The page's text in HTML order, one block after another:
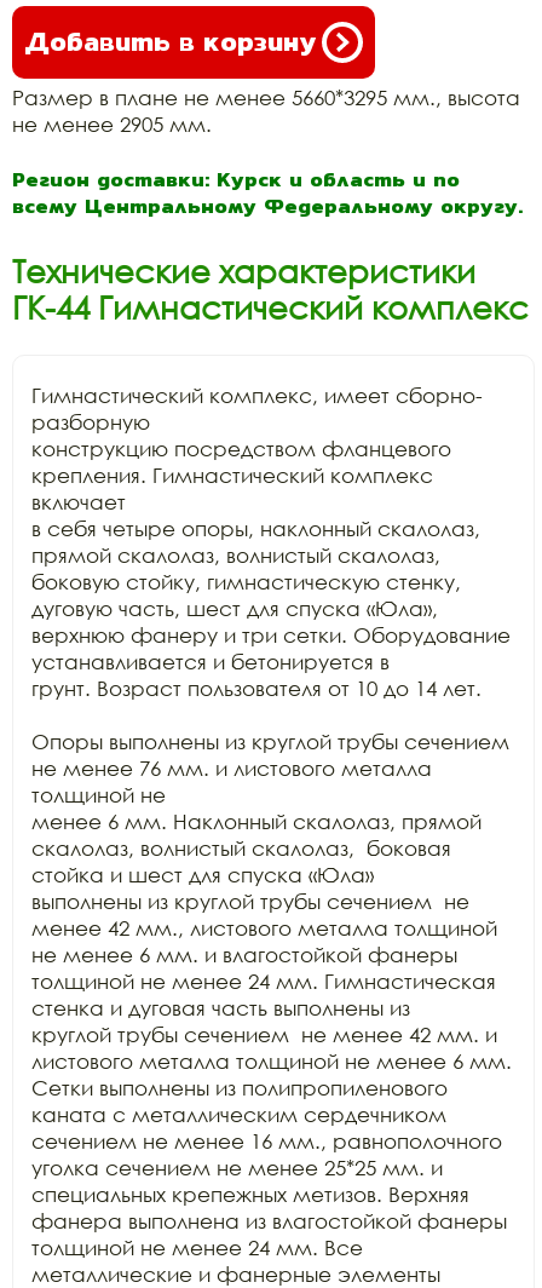
Добавить в корзину
Размер в плане не менее 5660*3295 мм., высота
не менее 2905 мм.
Регион доставки: Курск и область и по
всему Центральному Федеральному округу.
Технические характеристики
ГК-44 Гимнастический комплекс
Гимнастический комплекс, имеет сборно-
разборную
конструкцию посредством фланцевого
крепления. Гимнастический комплекс
включает
в себя четыре опоры, наклонный скалолаз,
прямой скалолаз, волнистый скалолаз,
боковую стойку, гимнастическую стенку,
дуговую часть, шест для спуска «Юла»,
верхнюю фанеру и три сетки. Оборудование
устанавливается и бетонируется в
грунт. Возраст пользователя от 10 до 14 лет.
Опоры выполнены из круглой трубы сечением
не менее 76 мм. и листового металла
толщиной не
менее 6 мм. Наклонный скалолаз, прямой
скалолаз, волнистый скалолаз,  боковая
стойка и шест для спуска «Юла»
выполнены из круглой трубы сечением  не
менее 42 мм., листового металла толщиной
не менее 6 мм. и влагостойкой фанеры
толщиной не менее 24 мм. Гимнастическая
стенка и дуговая часть выполнены из
круглой трубы сечением  не менее 42 мм. и
листового металла толщиной не менее 6 мм.
Сетки выполнены из полипропиленового
каната с металлическим сердечником
сечением не менее 16 мм., равнополочного
уголка сечением не менее 25*25 мм. и
специальных крепежных метизов. Верхняя
фанера выполнена из влагостойкой фанеры
толщиной не менее 24 мм. Все
металлические и фанерные элементы